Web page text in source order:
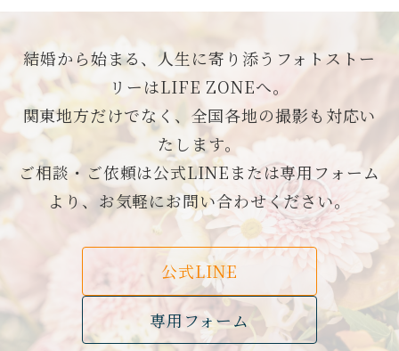
結婚から始まる、人生に寄り添うフォトストー
リーはLIFE ZONEへ。
関東地方だけでなく、全国各地の撮影も対応い
たします。
ご相談・ご依頼は公式LINEまたは専用フォーム
より、お気軽にお問い合わせください。
公式LINE
専用フォーム